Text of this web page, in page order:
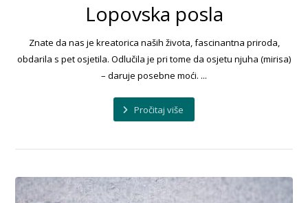
Lopovska posla
Znate da nas je kreatorica naših života, fascinantna priroda,
obdarila s pet osjetila. Odlučila je pri tome da osjetu njuha (mirisa)
– daruje posebne moći. ...
Pročitaj više